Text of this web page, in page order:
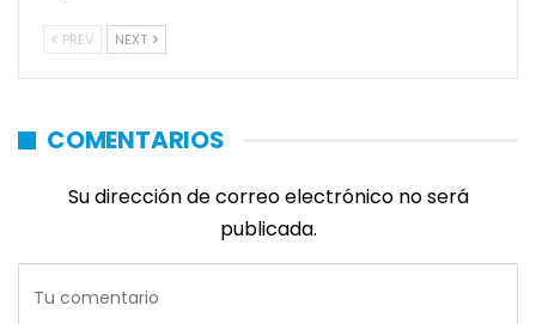
PREV NEXT
COMENTARIOS
Su dirección de correo electrónico no será
publicada.